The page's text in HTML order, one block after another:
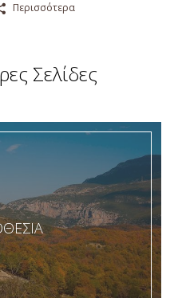
Περισσότερα
Σελίδες